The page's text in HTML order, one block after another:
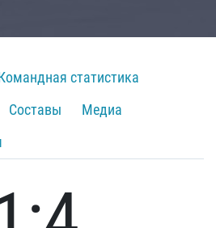
статистика
Составы
Медиа